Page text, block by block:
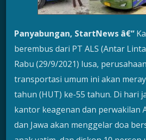
Panyabungan, StartNews â€“
berembus dari PT ALS (Antar
Rabu (29/9/2021) lusa,
transportasi umum ini akan
tahun (HUT) ke-55 tahun. Di hari
kantor keagenan dan perwakilan
dan Jawa akan menggelar doa